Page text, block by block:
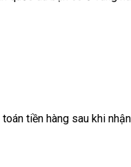
tiền hàng sau khi